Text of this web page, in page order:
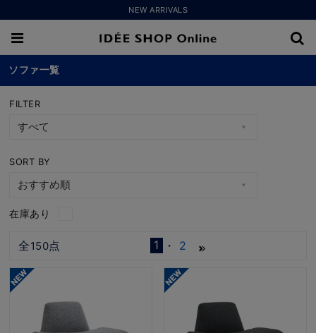
NEW ARRIVALS
ソファ一覧
FILTER
SORT BY
在庫あり
全150点 1 2